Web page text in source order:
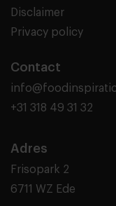
Disclaimer
Privacy policy
Contact
+31 318 49 31 32
Adres
Frisopark 2
6711 WZ Ede